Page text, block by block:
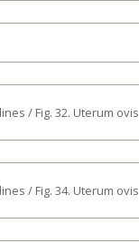
/ Fig. 32. Uterum ovis
/ Fig. 34. Uterum ovis